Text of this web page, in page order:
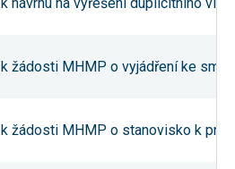
k žádosti MHMP o vyjádření ke
k žádosti MHMP o stanovisko k